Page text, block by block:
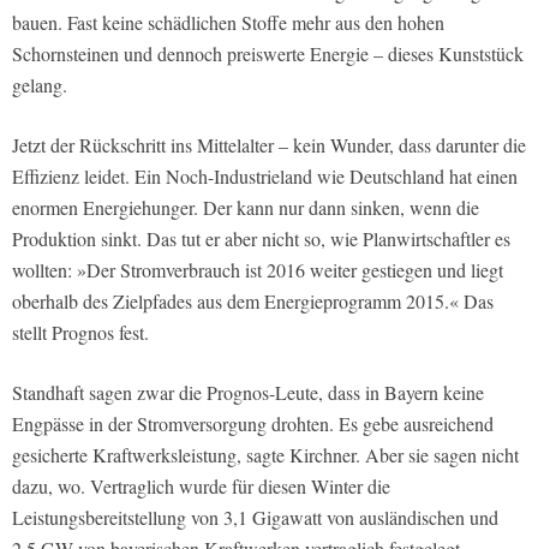
bauen. Fast keine schädlichen Stoffe mehr aus den hohen
Schornsteinen und dennoch preiswerte Energie – dieses Kunststück
gelang.
Jetzt der Rückschritt ins Mittelalter – kein Wunder, dass darunter die
Effizienz leidet. Ein Noch-Industrieland wie Deutschland hat einen
enormen Energiehunger. Der kann nur dann sinken, wenn die
Produktion sinkt. Das tut er aber nicht so, wie Planwirtschaftler es
wollten: »Der Stromverbrauch ist 2016 weiter gestiegen und liegt
oberhalb des Zielpfades aus dem Energieprogramm 2015.« Das
stellt Prognos fest.
Standhaft sagen zwar die Prognos-Leute, dass in Bayern keine
Engpässe in der Stromversorgung drohten. Es gebe ausreichend
gesicherte Kraftwerksleistung, sagte Kirchner. Aber sie sagen nicht
dazu, wo. Vertraglich wurde für diesen Winter die
Leistungsbereitstellung von 3,1 Gigawatt von ausländischen und